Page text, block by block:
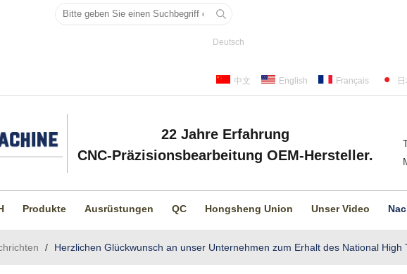
Deutsch
中文 English Français
22 Jahre Erfahrung
CNC-Präzisionsbearbeitung OEM-Hersteller.
Produkte Ausrüstungen QC Hongsheng Union Unser Video
/ Herzlichen Glückwunsch an unser Unternehmen zum Erhalt des National High